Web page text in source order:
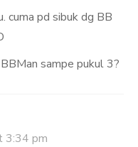
cuma pd sibuk dg BB
sampe pukul 3?
3:34 pm